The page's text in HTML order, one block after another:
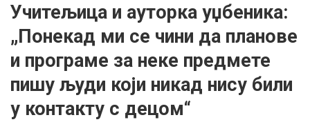
Учитељица и ауторка уџбеника:
„Понекад ми се чини да планове
и програме за неке предмете
пишу људи који никад нису били
у контакту с децом“